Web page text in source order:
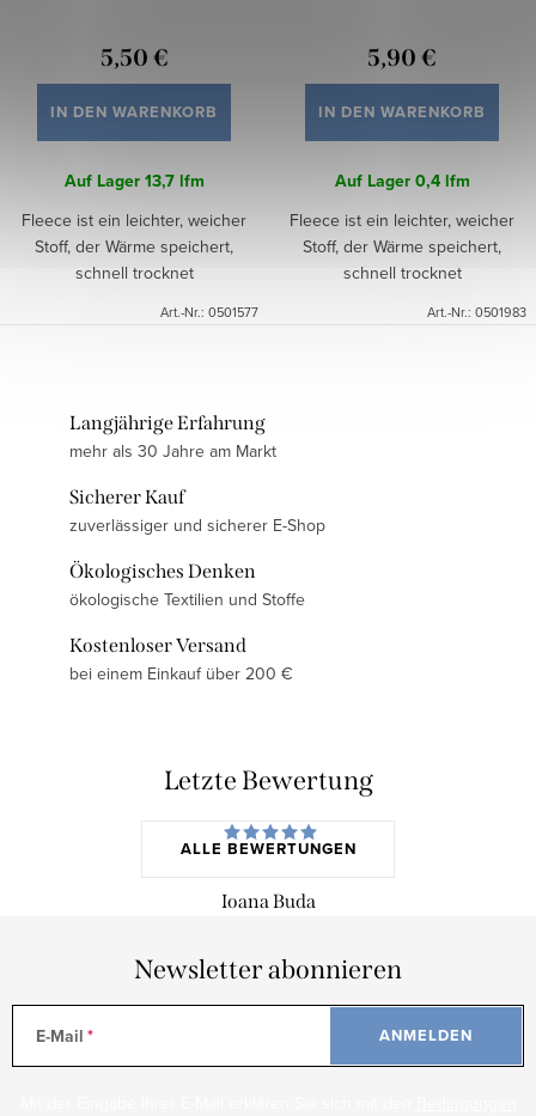
5,50 €
IN DEN WARENKORB
Auf Lager 13,7 lfm
Fleece ist ein leichter, weicher
Stoff, der Wärme speichert,
schnell trocknet
Art.-Nr.: 0501577
5,90 €
IN DEN WARENKORB
Auf Lager 0,4 lfm
Fleece ist ein leichter, weicher
Stoff, der Wärme speichert,
schnell trocknet
Art.-Nr.: 0501983
Langjährige Erfahrung
mehr als 30 Jahre am Markt
Sicherer Kauf
zuverlässiger und sicherer E-Shop
Ökologisches Denken
ökologische Textilien und Stoffe
Kostenloser Versand
bei einem Einkauf über 200 €
Letzte Bewertung
ALLE BEWERTUNGEN
Ioana Buda
Newsletter abonnieren
E-Mail ANMELDEN